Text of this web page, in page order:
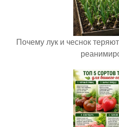
Почему лук и чеснок